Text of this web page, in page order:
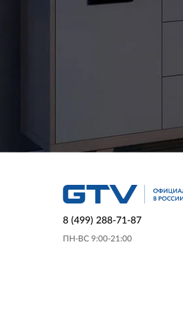
8 (499) 288-71-87
ПН-ВС 9:00-21:00